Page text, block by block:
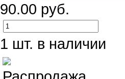
90.00 руб.
1 шт. в наличии